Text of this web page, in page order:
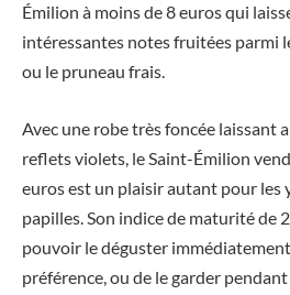
Émilion à moins de 8 euros qui
intéressantes notes fruitées parmi
ou le pruneau frais.
Avec une robe très foncée laissant
reflets violets, le Saint-Émilion
euros est un plaisir autant pour les
papilles. Son indice de maturité de
pouvoir le déguster
préférence, ou de le garder pendant